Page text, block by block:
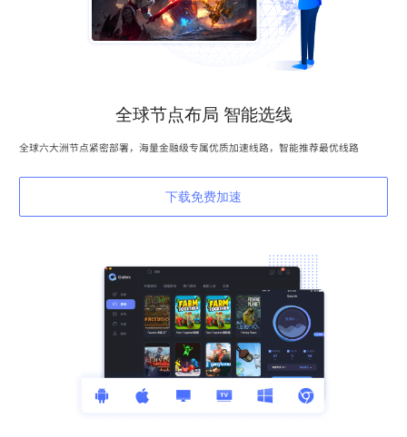
全球节点布局 智能选线
全球六大洲节点紧密部署，海量金融级专属优质加速线路，智能推荐最优线路
下载免费加速